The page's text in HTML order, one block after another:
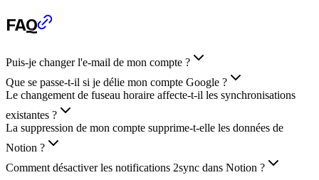
FAQ
Puis-je changer l'e-mail de mon compte ?
Que se passe-t-il si je délie mon compte Google ?
Le changement de fuseau horaire affecte-t-il les synchronisations
existantes ?
La suppression de mon compte supprime-t-elle les données de
Notion ?
Comment désactiver les notifications 2sync dans Notion ?